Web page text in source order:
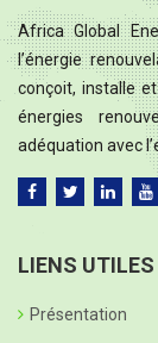
Africa Global
l’énergie
conçoit, installe
énergies
adéquation avec
LIENS UTILES
Présentation